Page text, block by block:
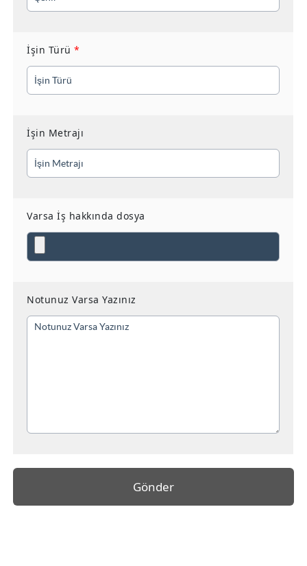
İşin Türü*
İşin Metrajı
Varsa İş hakkında dosya
Notunuz Varsa Yazınız
Gönder